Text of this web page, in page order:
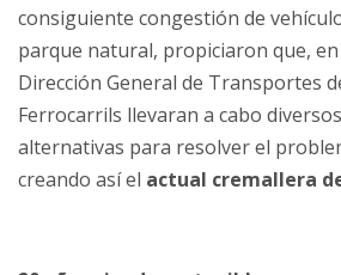
consiguiente congestión de
parque natural, propiciaron que, en
Dirección General de Transportes
Ferrocarrils llevaran a cabo
alternativas para resolver el
creando así el actual cremallera